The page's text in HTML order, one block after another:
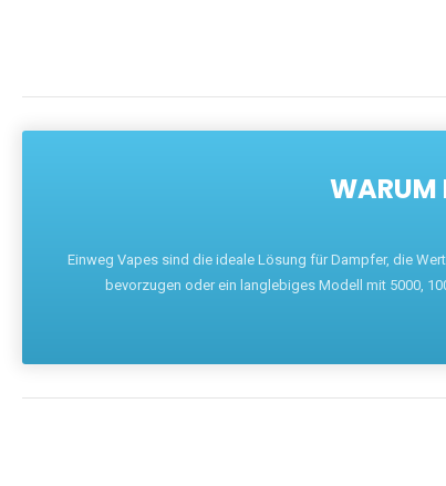
WARUM
Einweg Vapes sind die ideale Lösung für Dampfer, die
bevorzugen oder ein langlebiges Modell mit 5000,